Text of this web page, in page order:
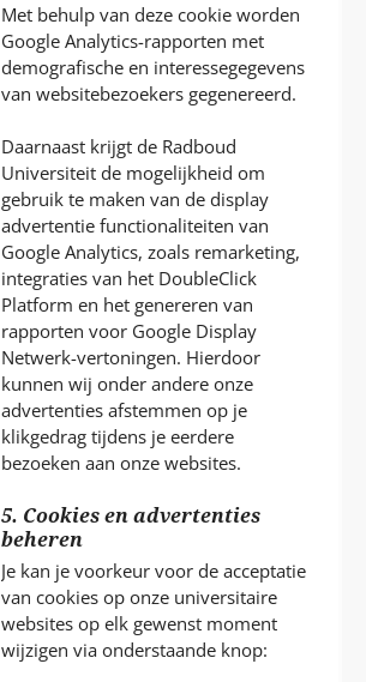
Met behulp van deze cookie worden
Google Analytics-rapporten met
demografische en interessegegevens
van websitebezoekers gegenereerd.
Daarnaast krijgt de Radboud
Universiteit de mogelijkheid om
gebruik te maken van de display
advertentie functionaliteiten van
Google Analytics, zoals remarketing,
integraties van het DoubleClick
Platform en het genereren van
rapporten voor Google Display
Netwerk-vertoningen. Hierdoor
kunnen wij onder andere onze
advertenties afstemmen op je
klikgedrag tijdens je eerdere
bezoeken aan onze websites.
5. Cookies en advertenties
beheren
Je kan je voorkeur voor de acceptatie
van cookies op onze universitaire
websites op elk gewenst moment
wijzigen via onderstaande knop: